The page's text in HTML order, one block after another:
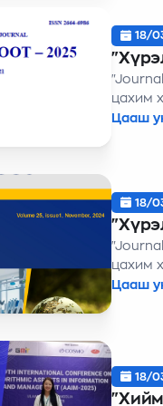
18/
цахим
Цааш
18/
"Journal of
цахим
Цааш
18/
"Хиймэл оюун